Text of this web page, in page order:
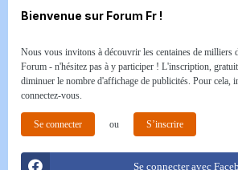
Bienvenue sur Forum Fr !
Nous vous invitons à découvrir les centaines de milliers
Forum - n'hésitez pas à y participer ! L'inscription,
diminuer le nombre d'affichage de publicités. Pour cela,
connectez-vous.
Se connecter ou S’inscrire
Se connecter avec